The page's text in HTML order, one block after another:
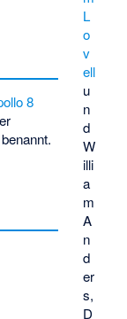
L
o
v
ell
u
n
d
W
illi
a
m
A
n
d
er
s,
D
8